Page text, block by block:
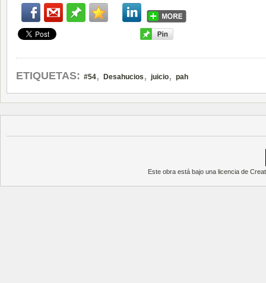
ETIQUETAS: #54, Desahucios , juicio, pah
Este obra está bajo unalicencia de